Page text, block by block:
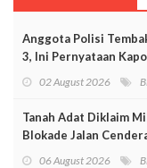
Anggota Polisi
3, Ini Pernyataan
02 August 2026
Tanah Adat Diklaim
Blokade Jalan
06 August 2026